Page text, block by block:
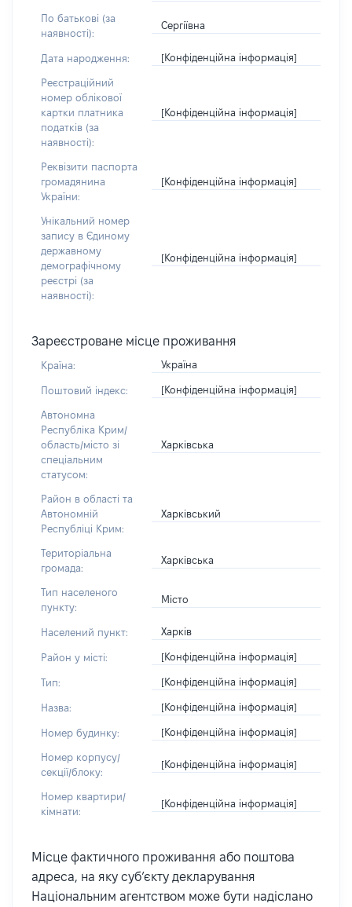
По батькові (за
наявності):
Сергіївна
Дата народження: [Конфіденційна інформація]
Реєстраційний
номер облікової
картки платника
податків (за
наявності):
[Конфіденційна інформація]
Реквізити паспорта
громадянина
України:
[Конфіденційна інформація]
Унікальний номер
запису в Єдиному
державному
демографічному
реєстрі (за
наявності):
[Конфіденційна інформація]
Зареєстроване місце проживання
Країна: Україна
Поштовий індекс: [Конфіденційна інформація]
Автономна
Республіка Крим/
область/місто зі
спеціальним
статусом:
Харківська
Район в області та
Автономній
Республіці Крим:
Харківський
Територіальна
громада:
Харківська
Тип населеного
пункту:
Місто
Населений пункт: Харків
Район у місті: [Конфіденційна інформація]
Тип: [Конфіденційна інформація]
Назва: [Конфіденційна інформація]
Номер будинку: [Конфіденційна інформація]
Номер корпусу/
секції/блоку:
[Конфіденційна інформація]
Номер квартири/
кімнати:
[Конфіденційна інформація]
Місце фактичного проживання або поштова
адреса, на яку суб’єкту декларування
Національним агентством може бути надіслано